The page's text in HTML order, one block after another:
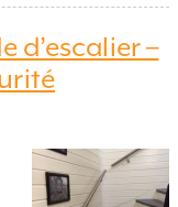
d’escalier –